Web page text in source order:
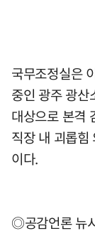
국무조정실은
중인 광주 광산
대상으로 본격
직장 내 괴롭힘
이다.
◎공감언론 뉴